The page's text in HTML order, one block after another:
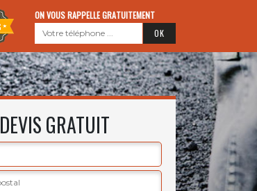
ON VOUS RAPPELLE GRATUITEMENT
DEVIS GRATUIT